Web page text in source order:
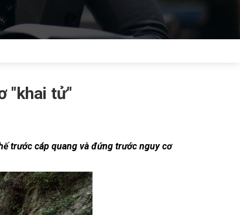
"khai tử"
trước cáp quang và đứng trước nguy cơ
DOANH NGHIỆP